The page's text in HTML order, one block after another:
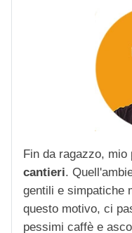
Fin da ragazzo,
cantieri.
gentili e simpatiche
questo motivo, ci
pessimi caffè e